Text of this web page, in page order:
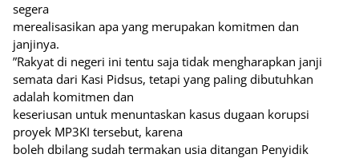
segera
merealisasikan apa yang merupakan komitmen dan
janjinya.
”Rakyat di negeri ini tentu saja tidak mengharapkan janji
semata dari Kasi Pidsus, tetapi yang paIing dibutuhkan
adalah komitmen dan
keseriusan untuk menuntaskan kasus dugaan korupsi
proyek MP3KI tersebut, karena
boleh dbilang sudah termakan usia ditangan Penyidik